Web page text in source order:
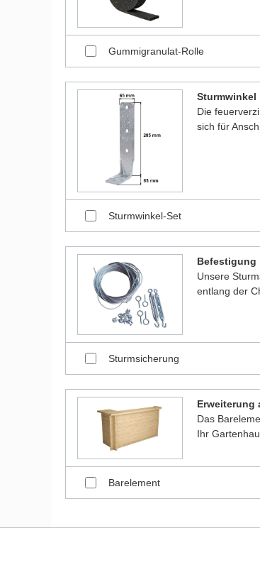
Gummigranulat-Rolle
Sturmwinkel
Die
sich für
Sturmwinkel-Set
Befestigung
Unsere
entlang der
Sturmsicherung
Erweiterung
Das
Ihr
Barelement